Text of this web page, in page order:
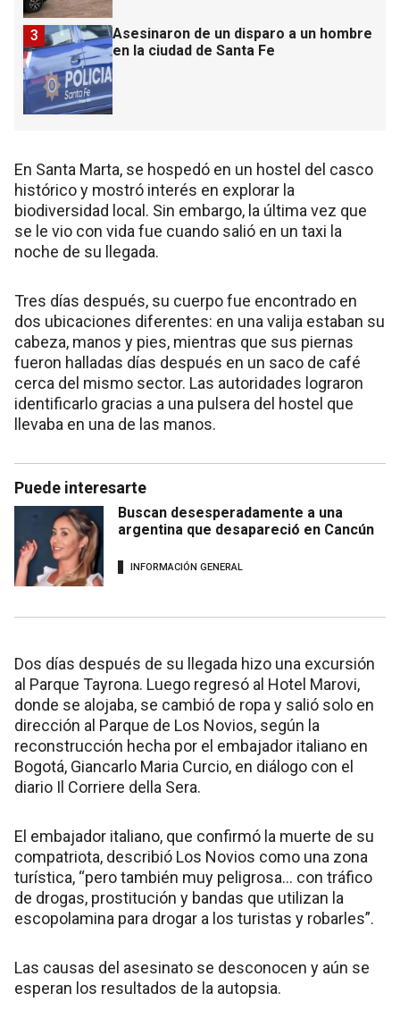
Asesinaron de un disparo a un hombre
en la ciudad de Santa Fe
3
En Santa Marta, se hospedó en un hostel del casco
histórico y mostró interés en explorar la
biodiversidad local. Sin embargo, la última vez que
se le vio con vida fue cuando salió en un taxi la
noche de su llegada.
Tres días después, su cuerpo fue encontrado en
dos ubicaciones diferentes: en una valija estaban su
cabeza, manos y pies, mientras que sus piernas
fueron halladas días después en un saco de café
cerca del mismo sector. Las autoridades lograron
identificarlo gracias a una pulsera del hostel que
llevaba en una de las manos.
Puede interesarte
Buscan desesperadamente a una
argentina que desapareció en Cancún
INFORMACIÓN GENERAL
Dos días después de su llegada hizo una excursión
al Parque Tayrona. Luego regresó al Hotel Marovi,
donde se alojaba, se cambió de ropa y salió solo en
dirección al Parque de Los Novios, según la
reconstrucción hecha por el embajador italiano en
Bogotá, Giancarlo Maria Curcio, en diálogo con el
diario Il Corriere della Sera.
El embajador italiano, que confirmó la muerte de su
compatriota, describió Los Novios como una zona
turística, “pero también muy peligrosa... con tráfico
de drogas, prostitución y bandas que utilizan la
escopolamina para drogar a los turistas y robarles”.
Las causas del asesinato se desconocen y aún se
esperan los resultados de la autopsia.